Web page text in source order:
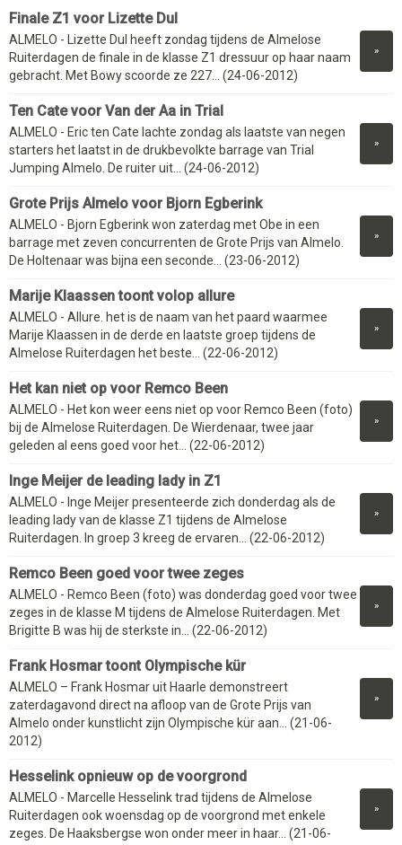
Finale Z1 voor Lizette Dul
»
ALMELO - Lizette Dul heeft zondag tijdens de Almelose
Ruiterdagen de finale in de klasse Z1 dressuur op haar naam
gebracht. Met Bowy scoorde ze 227... (24-06-2012)
Ten Cate voor Van der Aa in Trial
»
ALMELO - Eric ten Cate lachte zondag als laatste van negen
starters het laatst in de drukbevolkte barrage van Trial
Jumping Almelo. De ruiter uit... (24-06-2012)
Grote Prijs Almelo voor Bjorn Egberink
»
ALMELO - Bjorn Egberink won zaterdag met Obe in een
barrage met zeven concurrenten de Grote Prijs van Almelo.
De Holtenaar was bijna een seconde... (23-06-2012)
Marije Klaassen toont volop allure
»
ALMELO - Allure. het is de naam van het paard waarmee
Marije Klaassen in de derde en laatste groep tijdens de
Almelose Ruiterdagen het beste... (22-06-2012)
Het kan niet op voor Remco Been
»
ALMELO - Het kon weer eens niet op voor Remco Been (foto)
bij de Almelose Ruiterdagen. De Wierdenaar, twee jaar
geleden al eens goed voor het... (22-06-2012)
Inge Meijer de leading lady in Z1
»
ALMELO - Inge Meijer presenteerde zich donderdag als de
leading lady van de klasse Z1 tijdens de Almelose
Ruiterdagen. In groep 3 kreeg de ervaren... (22-06-2012)
Remco Been goed voor twee zeges
»
ALMELO - Remco Been (foto) was donderdag goed voor twee
zeges in de klasse M tijdens de Almelose Ruiterdagen. Met
Brigitte B was hij de sterkste in... (22-06-2012)
Frank Hosmar toont Olympische kür
»
ALMELO – Frank Hosmar uit Haarle demonstreert
zaterdagavond direct na afloop van de Grote Prijs van
Almelo onder kunstlicht zijn Olympische kür aan... (21-06-
2012)
Hesselink opnieuw op de voorgrond
»
ALMELO - Marcelle Hesselink trad tijdens de Almelose
Ruiterdagen ook woensdag op de voorgrond met enkele
zeges. De Haaksbergse won onder meer in haar... (21-06-